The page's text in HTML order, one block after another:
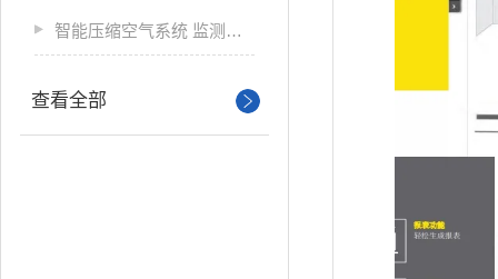
智能压缩空气系统 监测软件
查看全部